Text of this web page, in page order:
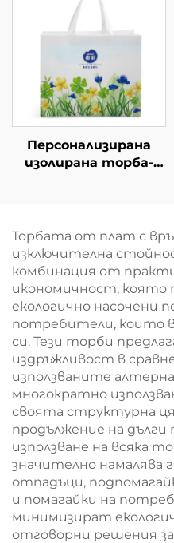
едро
Персонализирана
изолирана торба-
термична торба с
принт на птици и
цветя
Торбата от плат с
изключителна
комбинация от
икономичност, която
екологично насочени
потребители, които
си. Тези торби
издръжливост в
използваните
многократно
своята структурна
продължение на
използване на всяка
значително намалява
отпадъци,
и помагайки на
минимизират
отговорни решения